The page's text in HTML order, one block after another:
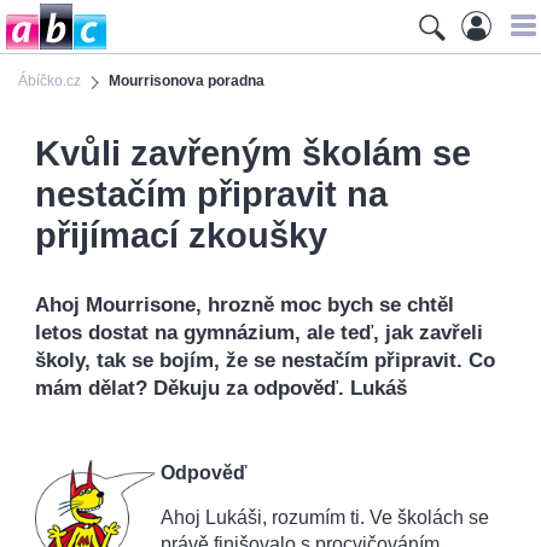
Ábíčko.cz Mourrisonova poradna
Kvůli zavřeným školám se
nestačím připravit na
přijímací zkoušky
Ahoj Mourrisone, hrozně moc bych se chtěl
letos dostat na gymnázium, ale teď, jak zavřeli
školy, tak se bojím, že se nestačím připravit. Co
mám dělat? Děkuju za odpověď. Lukáš
Odpověď
Ahoj Lukáši, rozumím ti. Ve školách se